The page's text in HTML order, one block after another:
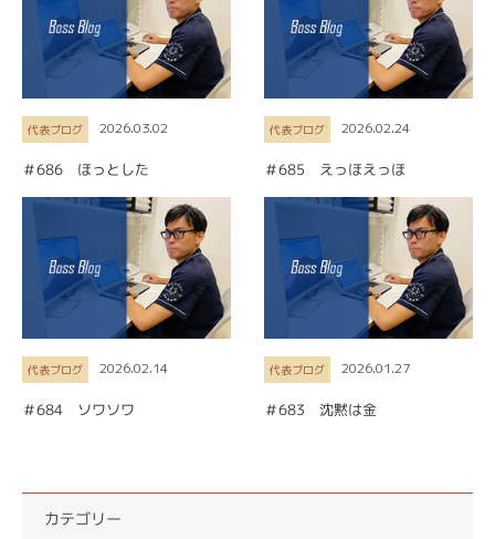
代表ブログ 2026.03.02
＃686 ほっとした
代表ブログ 2026.02.24
＃685 えっほえっほ
代表ブログ 2026.02.14
＃684 ソワソワ
代表ブログ 2026.01.27
＃683 沈黙は金
カテゴリー